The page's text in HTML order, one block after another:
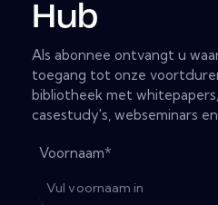
Hub
Als abonnee ontvangt u
toegang tot onze
bibliotheek met
casestudy's, webseminars
Voornaam*